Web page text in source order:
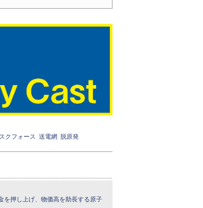
クフォース 送電網 脱原発
押し上げ、物価高を助長する原子